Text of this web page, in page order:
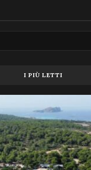
I PIÙ LETTI